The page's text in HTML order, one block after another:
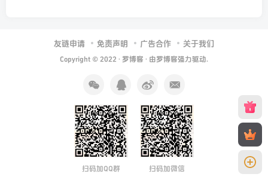
友链申请 免责声明 广告合作 关于我们
Copyright © 2022 · 罗博客 · 由罗博客强力驱动.
扫码加QQ群 扫码加微信